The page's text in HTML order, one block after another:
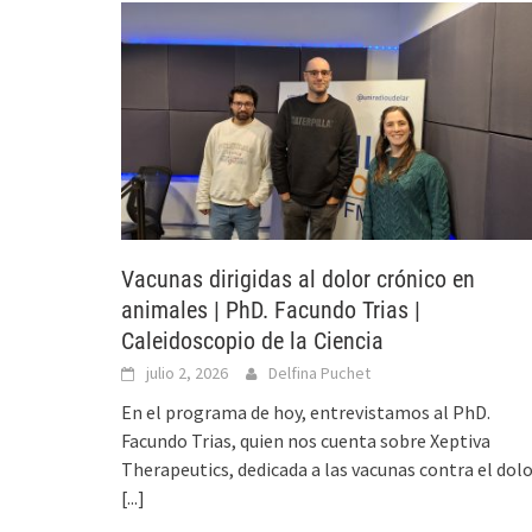
Vacunas dirigidas al dolor crónico en
animales | PhD. Facundo Trias |
Caleidoscopio de la Ciencia
julio 2, 2026 Delfina Puchet
En el programa de hoy, entrevistamos al PhD.
Facundo Trias, quien nos cuenta sobre Xeptiva
Therapeutics, dedicada a las vacunas contra el
[...]